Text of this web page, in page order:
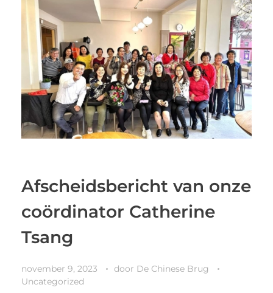
Afscheidsbericht van onze
coördinator Catherine
Tsang
november 9, 2023 door De Chinese Brug
Uncategorized